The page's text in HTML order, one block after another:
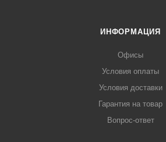
ИНФОРМАЦИЯ
Офисы
Условия оплаты
Условия доставки
Гарантия на товар
Вопрос-ответ